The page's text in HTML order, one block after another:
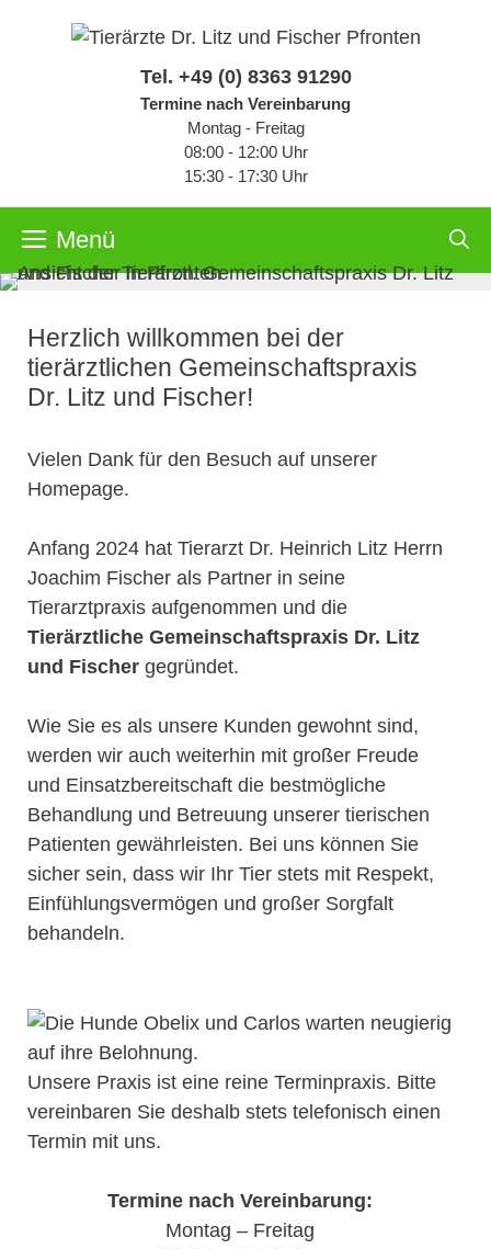
Tel. +49 (0) 8363 91290
Termine nach Vereinbarung
Montag - Freitag
08:00 - 12:00 Uhr
15:30 - 17:30 Uhr
Menü
Herzlich willkommen bei der
tierärztlichen Gemeinschaftspraxis
Dr. Litz und Fischer!
Vielen Dank für den Besuch auf unserer
Homepage.
Anfang 2024 hat Tierarzt Dr. Heinrich Litz Herrn
Joachim Fischer als Partner in seine
Tierarztpraxis aufgenommen und die
Tierärztliche Gemeinschaftspraxis Dr. Litz
und Fischer gegründet.
Wie Sie es als unsere Kunden gewohnt sind,
werden wir auch weiterhin mit großer Freude
und Einsatzbereitschaft die bestmögliche
Behandlung und Betreuung unserer tierischen
Patienten gewährleisten. Bei uns können Sie
sicher sein, dass wir Ihr Tier stets mit Respekt,
Einfühlungsvermögen und großer Sorgfalt
behandeln.
Unsere Praxis ist eine reine Terminpraxis. Bitte
vereinbaren Sie deshalb stets telefonisch einen
Termin mit uns.
Termine nach Vereinbarung:
Montag – Freitag